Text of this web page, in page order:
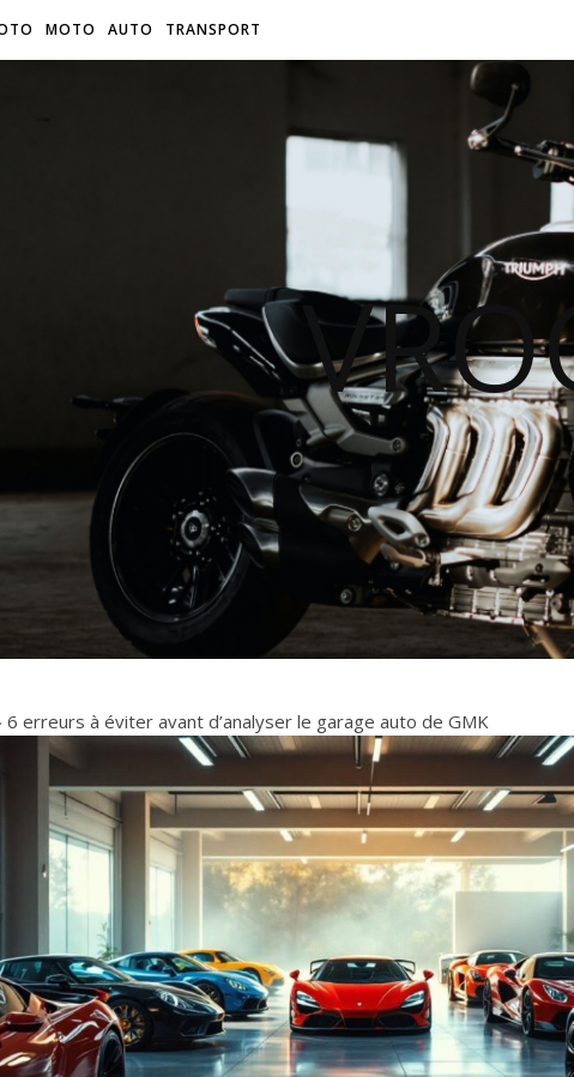
MOTO AUTO TRANSPORT
6 erreurs à éviter avant d’analyser le garage auto de GMK